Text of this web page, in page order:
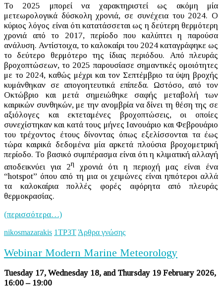
Το 2025 μπορεί να χαρακτηριστεί ως ακόμη μία
μετεωρολογικά δύσκολη χρονιά, σε συνέχεια του 2024. Ο
κύριος λόγος είναι ότι κατατάσσεται ως η δεύτερη θερμότερη
χρονιά από το 2017, περίοδο που καλύπτει η παρούσα
ανάλυση. Αντίστοιχα, το καλοκαίρι του 2024 καταγράφηκε ως
το δεύτερο θερμότερο της ίδιας περιόδου. Από πλευράς
βροχοπτώσεων, το 2025 παρουσίασε σημαντικές ομοιότητες
με το 2024, καθώς μέχρι και τον Σεπτέμβριο τα ύψη βροχής
κυμάνθηκαν σε απογοητευτικά επίπεδα. Ωστόσο, από τον
Οκτώβριο και μετά σημειώθηκε σαφής μεταβολή των
καιρικών συνθηκών, με την ανομβρία να δίνει τη θέση της σε
αξιόλογες και εκτεταμένες βροχοπτώσεις, οι οποίες
συνεχίστηκαν και κατά τους μήνες Ιανουάριο και Φεβρουάριο
του τρέχοντος έτους δίνοντας όπως εξελίσσονται τα έως
τώρα καιρικά δεδομένα μία αρκετά πλούσια βροχομετρική
περίοδο. Το βασικό συμπέρασμα είναι ότι η κλιματική αλλαγή
αποδεικνύει για 2η
χρονιά ότι η περιοχή μας είναι ένα
“hotspot” όπου από τη μια οι χειμώνες είναι ηπιότεροι αλλά
τα καλοκαίρια πολλές φορές αφόρητα από πλευράς
θερμοκρασίας.
(περισσότερα…)
nikosmazarakis 1ΤΡ3Τ Άρθρα γνώσης
Webinar Modern Marine Meteorology
Tuesday 17, Wednesday 18, and Thursday 19 February 2026,
16:00 – 19:00